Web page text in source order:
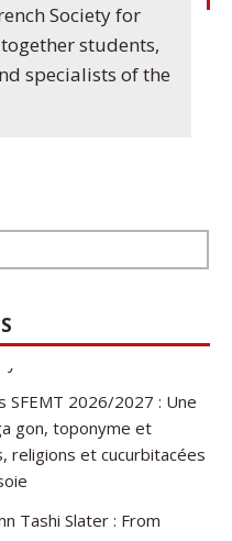
Society for
students,
specialists of the
Darjeeling: A
gon, toponyme et
et cucurbitacées
Darjeeling: A